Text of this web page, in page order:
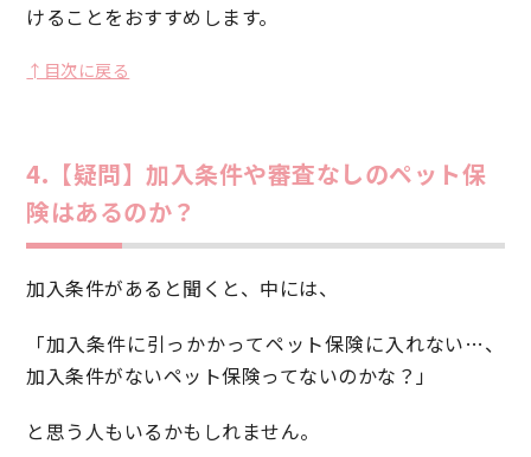
けることをおすすめします。
↑目次に戻る
4.【疑問】加入条件や審査なしのペット保
険はあるのか？
加入条件があると聞くと、中には、
「加入条件に引っかかってペット保険に入れない…、
加入条件がないペット保険ってないのかな？」
と思う人もいるかもしれません。